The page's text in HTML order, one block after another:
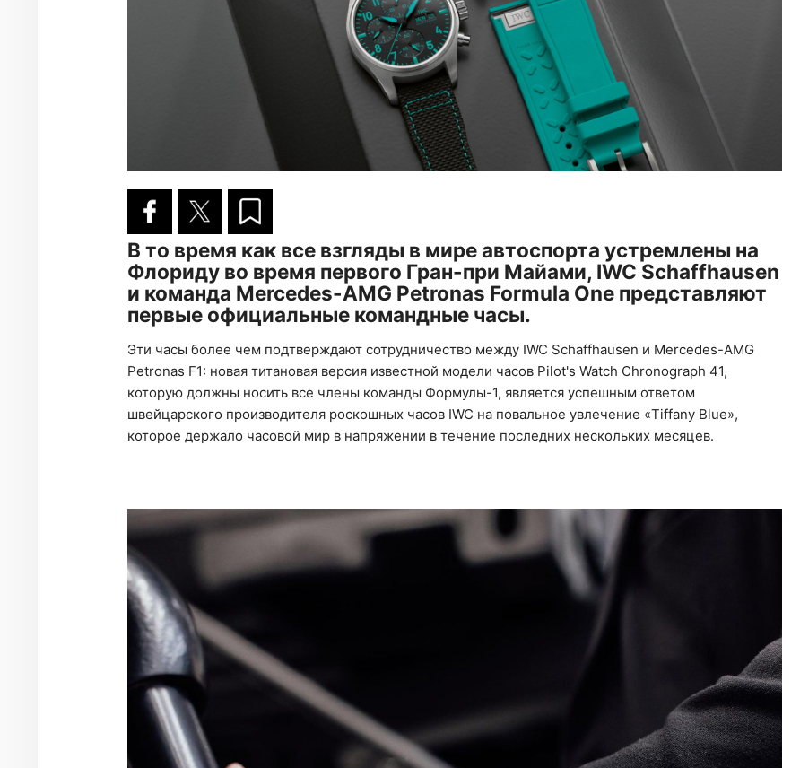
В то время как все взгляды в мире автоспорта устремлены на
Флориду во время первого Гран-при Майами, IWC Schaffhausen
и команда Mercedes-AMG Petronas Formula One представляют
первые официальные командные часы.
Эти часы более чем подтверждают сотрудничество между IWC Schaffhausen и Mercedes-AMG
Petronas F1: новая титановая версия известной модели часов Pilot's Watch Chronograph 41,
которую должны носить все члены команды Формулы-1, является успешным ответом
швейцарского производителя роскошных часов IWC на ​​повальное увлечение «Tiffany Blue»,
которое держало часовой мир в напряжении в течение последних нескольких месяцев.